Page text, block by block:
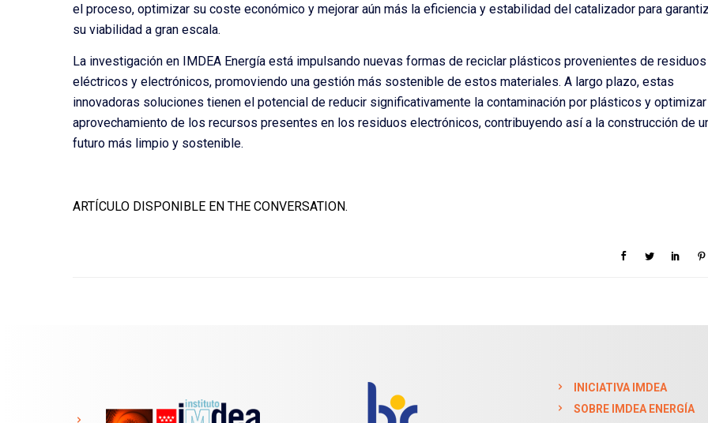
el proceso, optimizar su coste económico y mejorar aún más la eficiencia y estabilidad del catalizador para
su viabilidad a gran escala.
La investigación en IMDEA Energía está impulsando nuevas formas de reciclar plásticos provenientes de residuos
eléctricos y electrónicos, promoviendo una gestión más sostenible de estos materiales. A largo plazo, estas
innovadoras soluciones tienen el potencial de reducir significativamente la contaminación por plásticos y
aprovechamiento de los recursos presentes en los residuos electrónicos, contribuyendo así a la construcción de
futuro más limpio y sostenible.
ARTÍCULO DISPONIBLE EN THE CONVERSATION.
INICIATIVA IMDEA
SOBRE IMDEA ENERGÍA